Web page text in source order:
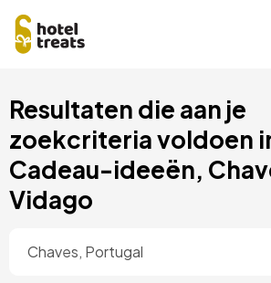
naar
hoofdinhoud
Resultaten die aan je
zoekcriteria voldoen
Cadeau-ideeën,
Vidago